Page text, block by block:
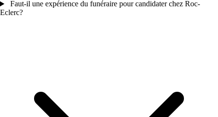
Faut-il une expérience du funéraire pour candidater chez Roc-
Eclerc?